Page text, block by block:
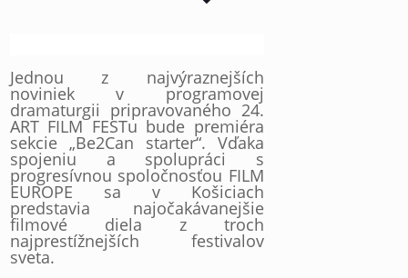
Jednou z najvýraznejších
noviniek v programovej
dramaturgii pripravovaného 24.
ART FILM FESTu bude premiéra
sekcie „Be2Can starter“. Vďaka
spojeniu a spolupráci s
progresívnou spoločnosťou FILM
EUROPE sa v Košiciach
predstavia najočakávanejšie
filmové diela z troch
najprestížnejších festivalov
sveta.